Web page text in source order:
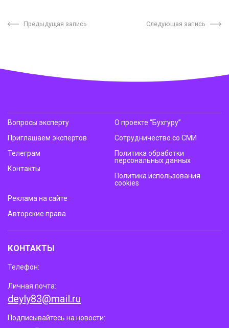
Предыдущая запись Следующая запись
Вопросы эксперту
Приглашаем экспертов
Телеграм
Контакты
О проекте “Бухгуру”
Сотрудничество со СМИ
Политика обработки
персональных данных
Политика использования
cookies
Реклама на сайте
Авторские права
КОНТАКТЫ
Телефон:
Личная почта:
deyly83@mail.ru
Подписывайтесь на новости: